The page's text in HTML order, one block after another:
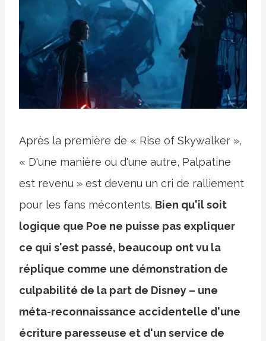
Après la première de « Rise of Skywalker »,
« D'une manière ou d'une autre, Palpatine
est revenu » est devenu un cri de ralliement
pour les fans mécontents. Bien qu'il soit
logique que Poe ne puisse pas expliquer
ce qui s'est passé, beaucoup ont vu la
réplique comme une démonstration de
culpabilité de la part de Disney – une
méta-reconnaissance accidentelle d'une
écriture paresseuse et d'un service de